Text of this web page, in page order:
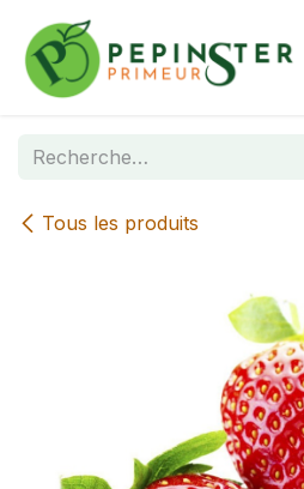
Se rendre au contenu
Tous les produits